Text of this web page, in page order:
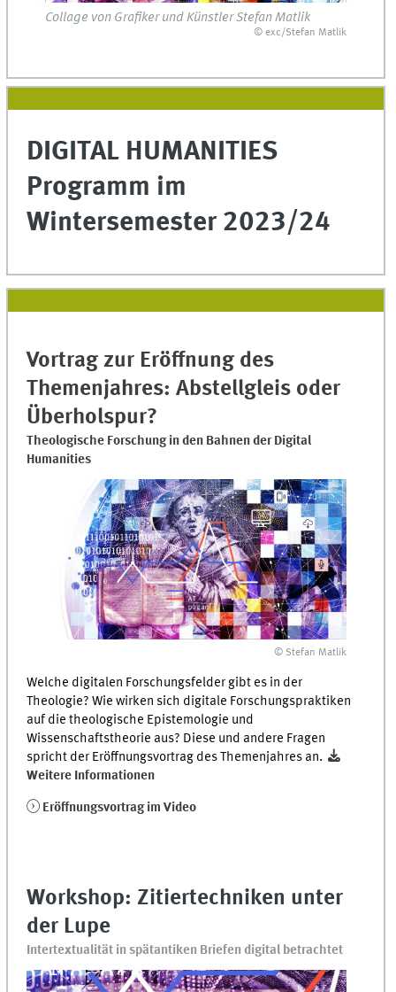
Collage von Grafiker und Künstler Stefan Matlik
© exc/Stefan Matlik
DIGITAL HUMANITIES
Programm im
Wintersemester 2023/24
Vortrag zur Eröffnung des
Themenjahres: Abstellgleis oder
Überholspur?
Theologische Forschung in den Bahnen der Digital
Humanities
© Stefan Matlik
Welche digitalen Forschungsfelder gibt es in der
Theologie? Wie wirken sich digitale Forschungspraktiken
auf die theologische Epistemologie und
Wissenschaftstheorie aus? Diese und andere Fragen
spricht der Eröffnungsvortrag des Themenjahres an.
Weitere Informationen
Eröffnungsvortrag im Video
Workshop: Zitiertechniken unter
der Lupe
Intertextualität in spätantiken Briefen digital betrachtet